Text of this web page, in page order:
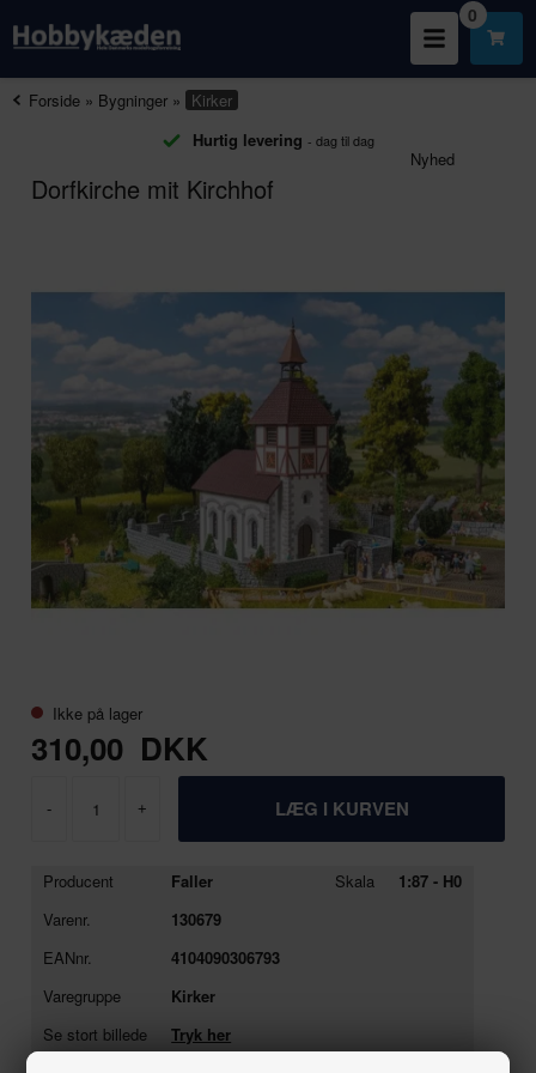
0
Forside » Bygninger » Kirker
Hurtig levering - dag til dag
Nyhed
Dorfkirche mit Kirchhof
Ikke på lager
310,00 DKK
- +
Producent
Faller
Varenr.
130679
EANnr.
4104090306793
Varegruppe
Kirker
Se stort billede
Tryk her
Skala 1:87 - H0